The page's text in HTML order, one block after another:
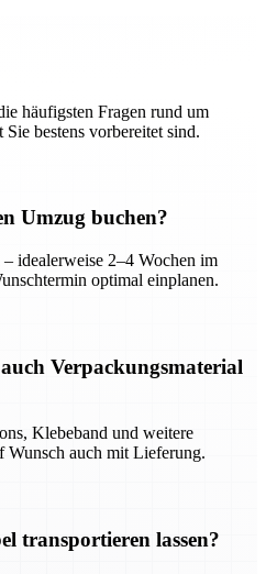
häufigsten Fragen rund um
bestens vorbereitet sind.
Umzug buchen?
idealerweise 2–4 Wochen im
optimal einplanen.
Verpackungsmaterial
Klebeband und weitere
Wunsch auch mit Lieferung.
transportieren lassen?